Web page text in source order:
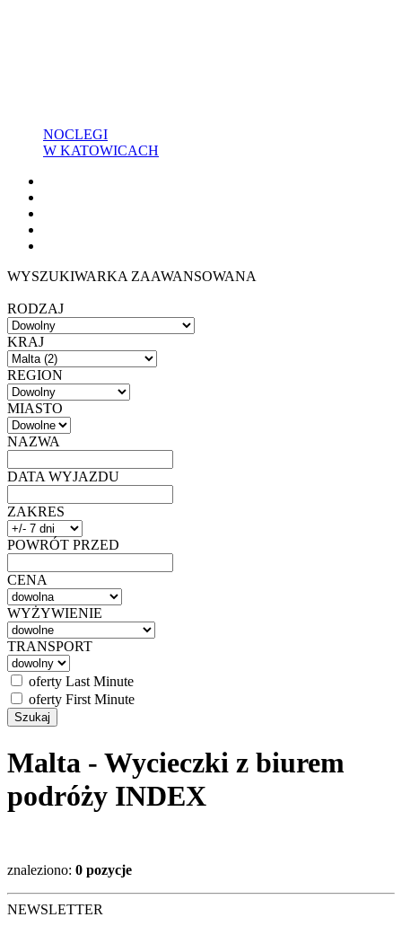
NOCLEGI
W KATOWICACH
WYSZUKIWARKA ZAAWANSOWANA
RODZAJ
KRAJ
REGION
MIASTO
NAZWA
DATA WYJAZDU
ZAKRES
POWRÓT PRZED
CENA
WYŻYWIENIE
TRANSPORT
oferty Last Minute
oferty First Minute
Malta - Wycieczki z biurem
podróży INDEX
znaleziono: 0 pozycje
NEWSLETTER